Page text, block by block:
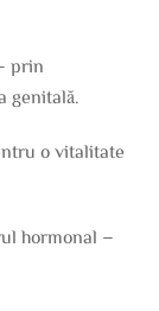
prin
genitală.
o vitalitate
hormonal –